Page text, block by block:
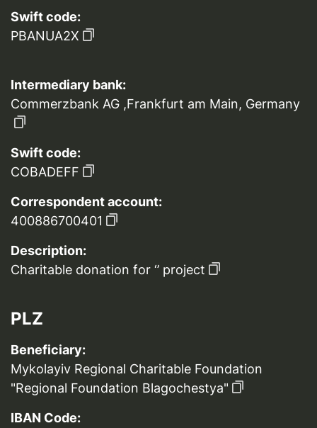
Swift code:
PBANUA2X
Intermediary bank:
Commerzbank AG ,Frankfurt am Main, Germany
Swift code:
COBADEFF
Correspondent account:
400886700401
Description:
Charitable donation for ‘’ project
PLZ
Beneficiary:
Mykolayiv Regional Charitable Foundation
"Regional Foundation Blagochestya"
IBAN Code: